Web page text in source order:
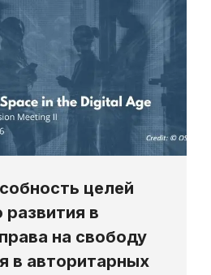
целей
развития в
на свободу
в авторитарных